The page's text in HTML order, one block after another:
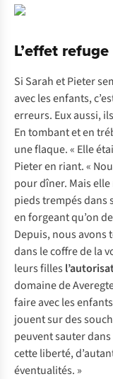
L’effet
Si Sarah et Pieter
avec les enfants,
erreurs. Eux aussi,
En tombant et en
une flaque. « Elle
Pieter en riant. «
pour dîner. Mais
pieds trempés dans
en forgeant qu’on
Depuis, nous avons
dans le coffre de la
leurs filles
domaine de
faire avec les
jouent sur des
peuvent sauter
cette liberté,
éventualités. »